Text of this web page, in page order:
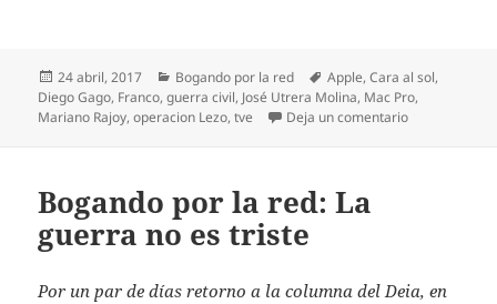
Publicado
el
24 abril, 2017 Categorías
Bogando por la red Etiquetas
Apple,Cara al sol,
Diego Gago, Franco,guerra civil, José Utrera Molina, Mac Pro,
Mariano Rajoy,operacion Lezo,tve Deja un comentarioen Bogando
Bogando por la red: La
guerra no es triste
Por un par de días retorno a la columna del Deia, en